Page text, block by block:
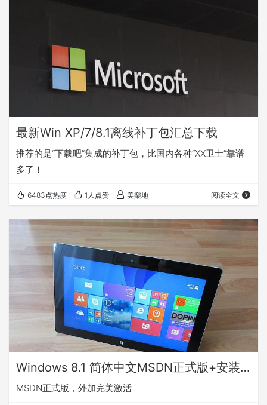
最新Win XP/7/8.1离线补丁包汇总下载
推荐的是“下载吧”集成的补丁包，比国内各种“XX卫士”靠谱
多了！
6483点热度 1人点赞 美樂地 阅读全文
Windows 8.1 简体中文MSDN正式版+安装序列号+完美激活
MSDN正式版，外加完美激活